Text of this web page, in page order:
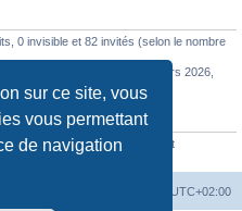
sur ce site, vous
vous permettant
de navigation
0 invisible et 82 invités (selon le nombre
le 11 mars 2026,
Notre membre le plus récent est
UTC+02:00